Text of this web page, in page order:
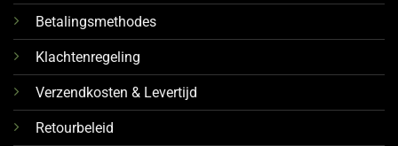
Betalingsmethodes
Klachtenregeling
Verzendkosten & Levertijd
Retourbeleid